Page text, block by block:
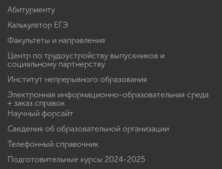
Абитуриенту
Калькулятор ЕГЭ
Факультеты и направления
Центр по трудоустройству выпускников и
социальному партнерству
Институт непрерывного образования
Электронная информационно-образовательная среда
+ заказ справок
Научный форсайт
Сведения об образовательной организации
Телефонный справочник
Подготовительные курсы 2024-2025